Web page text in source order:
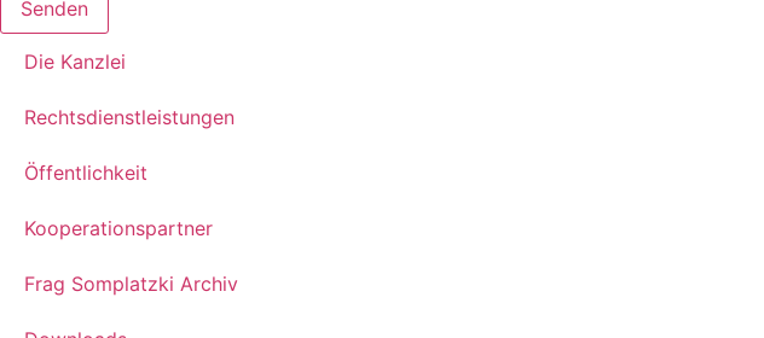
Senden
Die Kanzlei
Rechtsdienstleistungen
Öffentlichkeit
Kooperationspartner
Frag Somplatzki Archiv